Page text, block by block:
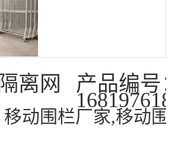
隔离网 产品编号
移动围栏厂家,移动围